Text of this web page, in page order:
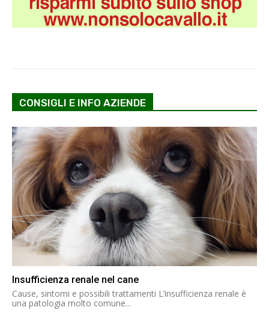
CONSIGLI E INFO AZIENDE
Insufficienza renale nel cane
Cause, sintomi e possibili trattamenti L’insufficienza renale è
una patologia molto comune...